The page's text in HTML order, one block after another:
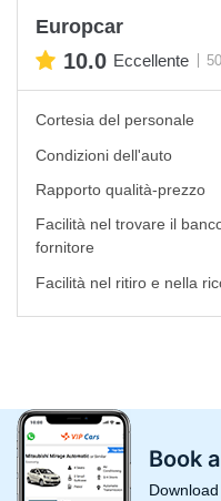
Europcar
10.0 Eccellente
Cortesia del personale
Condizioni dell'auto
Rapporto qualità-prezzo
Facilità nel trovare il
fornitore
Facilità nel ritiro e nella
Book